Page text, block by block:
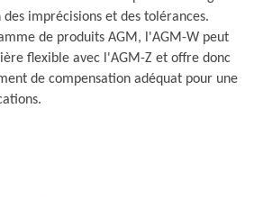
imprécisions et des tolérances.
de produits AGM, l'AGM-W peut
flexible avec l'AGM-Z et offre donc
de compensation adéquat pour une